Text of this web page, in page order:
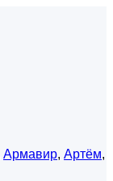
Армавир, Артём,